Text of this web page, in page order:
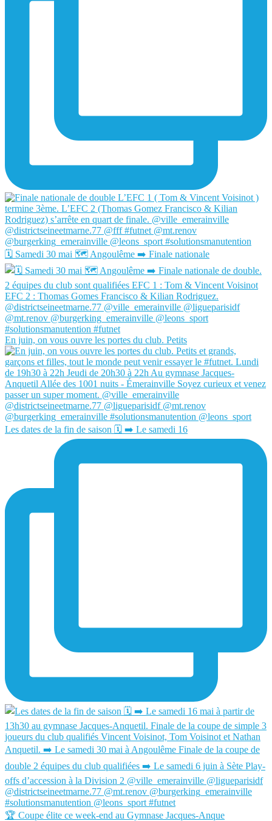
🗓️ Samedi 30 mai 🗺️ Angoulême ➡️ Finale nationale
En juin, on vous ouvre les portes du club. Petits
Les dates de la fin de saison 🗓️ ➡️ Le samedi 16
🏆 Coupe élite ce week-end au Gymnase Jacques-Anque